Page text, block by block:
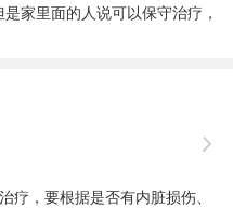
家里面的人说可以保守治疗，
疗，要根据是否有内脏损伤、